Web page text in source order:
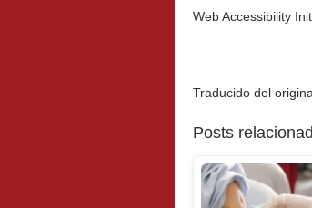
Web Accessibility
Traducido del
Posts